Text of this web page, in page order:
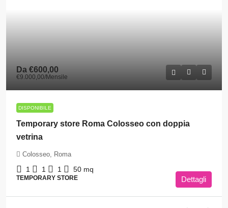
Da €600,00
€9.000,00/Mensile
DISPONIBILE
Temporary store Roma Colosseo con doppia
vetrina
Colosseo, Roma
1 1 1 50 mq
TEMPORARY STORE Dettagli